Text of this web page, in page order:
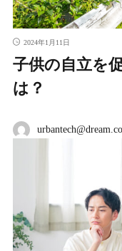
2024年1月11日
子供の自立を
は？